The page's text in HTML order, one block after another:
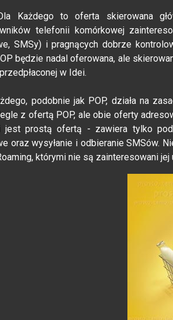
Każdego to oferta skierowana
telefonii komórkowej
SMSy) i pragnących dobrze
będzie nadal oferowana, ale
w Idei.
podobnie jak POP, działa na
z ofertą POP, ale obie oferty
prostą ofertą - zawiera tylko
oraz wysyłanie i odbieranie SMSów.
którymi nie są zainteresowani jej